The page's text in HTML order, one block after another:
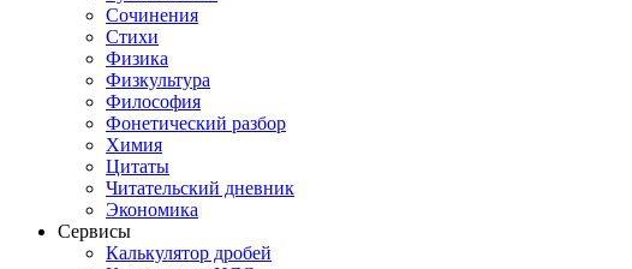
Сочинения
Стихи
Физика
Физкультура
Философия
Фонетический разбор
Химия
Цитаты
Читательский дневник
Экономика
Сервисы
Калькулятор дробей